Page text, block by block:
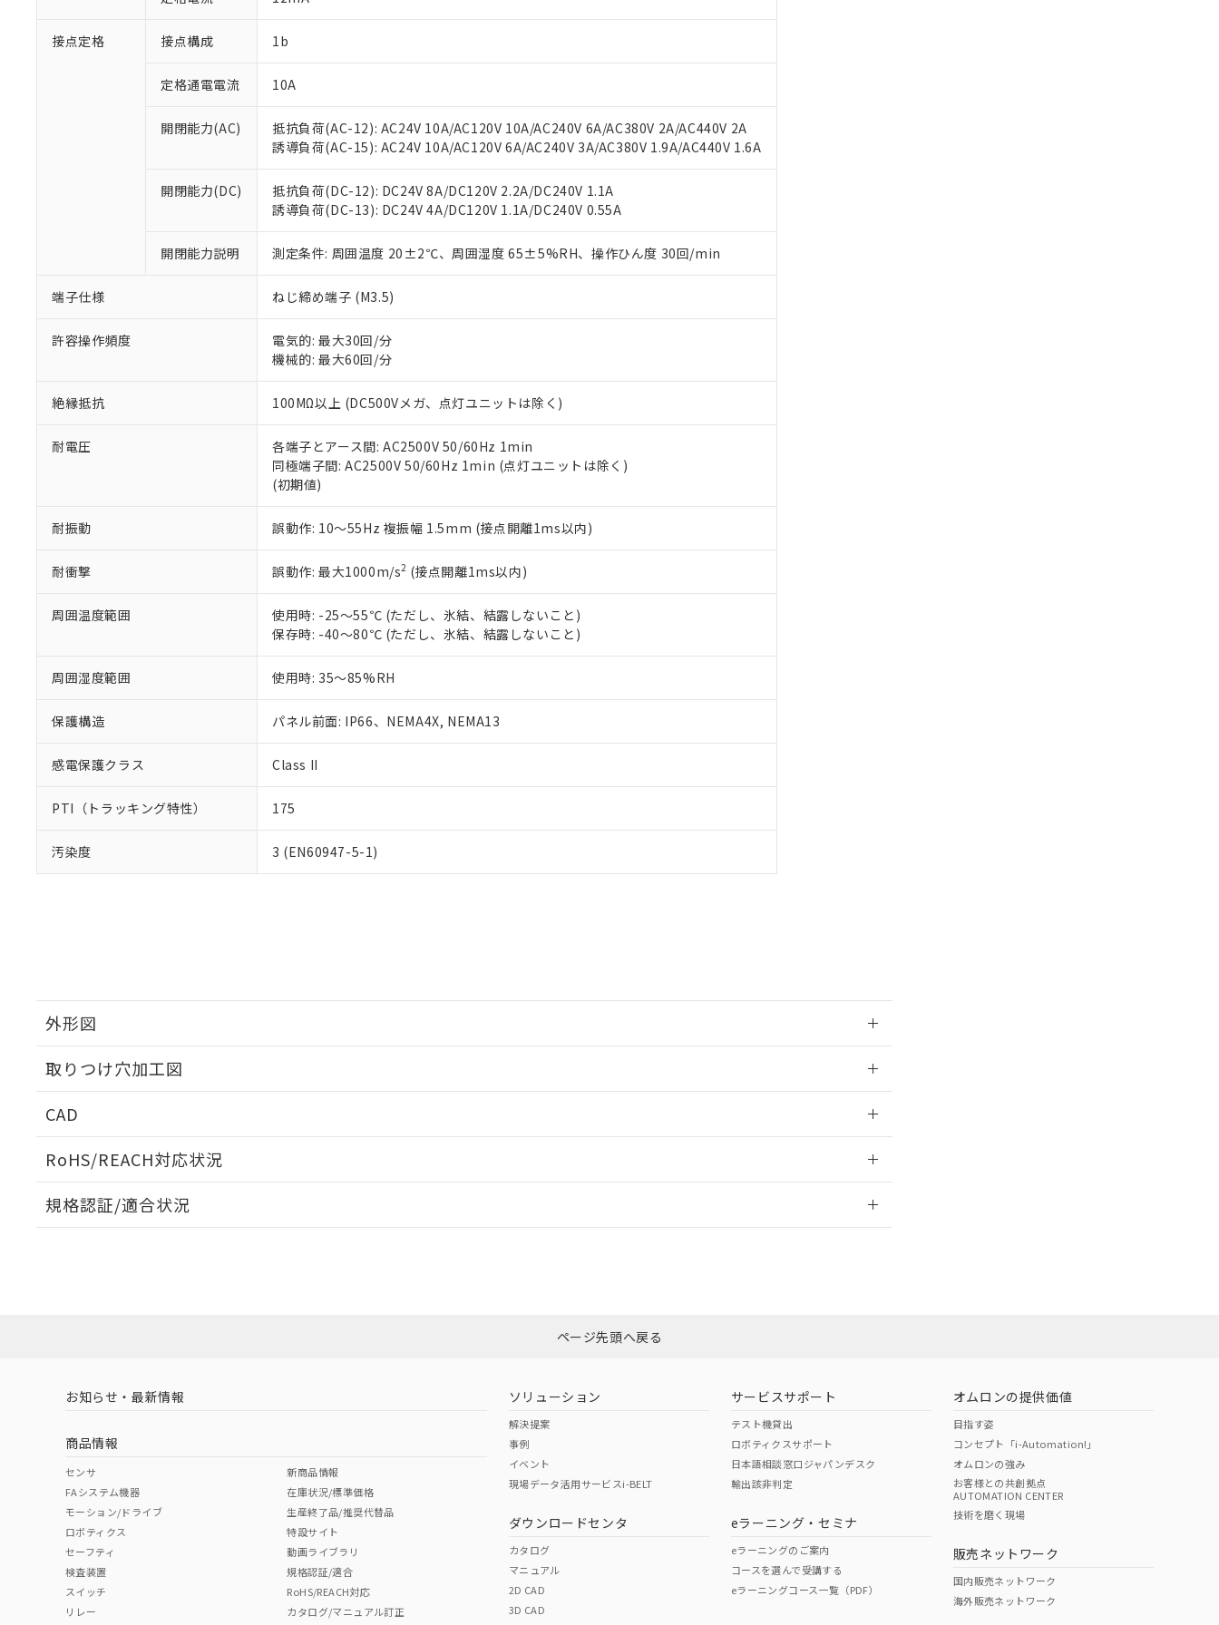
接点定格 接点構成 1b
定格通電電流 10A
開閉能力(AC)
抵抗負荷(AC-12): AC24V 10A/AC120V 10A/AC240V 6A/AC380V 2A/AC440V 2A
誘導負荷(AC-15): AC24V 10A/AC120V 6A/AC240V 3A/AC380V 1.9A/AC440V 1.6A
開閉能力(DC)
抵抗負荷(DC-12): DC24V 8A/DC120V 2.2A/DC240V 1.1A
誘導負荷(DC-13): DC24V 4A/DC120V 1.1A/DC240V 0.55A
開閉能力説明 測定条件: 周囲温度 20±2℃、周囲湿度 65±5%RH、操作ひん度 30回/min
端子仕様 ねじ締め端子 (M3.5)
許容操作頻度
電気的: 最大30回/分
機械的: 最大60回/分
絶縁抵抗 100MΩ以上 (DC500Vメガ、点灯ユニットは除く)
耐電圧
各端子とアース間: AC2500V 50/60Hz 1min
同極端子間: AC2500V 50/60Hz 1min (点灯ユニットは除く)
(初期値)
耐振動 誤動作: 10～55Hz 複振幅 1.5mm (接点開離1ms以内)
耐衝撃 誤動作: 最大1000m/s2 (接点開離1ms以内)
周囲温度範囲
使用時: -25～55℃ (ただし、氷結、結露しないこと)
保存時: -40～80℃ (ただし、氷結、結露しないこと)
周囲湿度範囲 使用時: 35～85%RH
保護構造 パネル前面: IP66、NEMA4X, NEMA13
感電保護クラス Class II
PTI（トラッキング特性） 175
汚染度 3 (EN60947-5-1)
外形図
取りつけ穴加工図
CAD
RoHS/REACH対応状況
EU RoHS 注意事項・凡例
ダウンロードはこちら
中国 RoHS 注意事項・凡例
中国 RoHS表
Pb Hg Cr(VI)
O O
規格認証/適合状況
（イギリス
（ノルウェー
（日本
（アメリカ
この製品の規格認証/適合状況ページへ
その他の認証はこちらのページからご検索ください
本サービスは、当社制御機器事業取扱商品の当社在庫状況および標準価格(税抜)を提供させていただ
当社制御機器事業取扱商品の中には、本サービスの対象外となる商品もあることをご了承ください。
い。
正式な納期状況および標準価格はお客様のお取引先、またはお客様担当のオムロン制御機器販売店・
当社販売員にご相談ください。
在庫状況および標準価格結果を当社の事前の承諾なく第三者に漏洩または開示しないようお願いしま
す。
マイパーツ機能（部品リスト作成サービス）をご利用いただくには、I-Webメンバーズにご登録され
ている必要があります。
お客様が当ウェブサイト上で当社にご登録された部品リストについて、当社および当社の共同利用者
が、当社の製品・サービスに関するお客様との取引・商談に必要な範囲で利用することをご了承くだ
さい。
いる法人を指します。
*EU RoHS指令（10物質）：
フタル酸ビス(2-エチルヘキシル) (DEHP)(別名：DOP) 1000ppm以下、フタル酸ブチルベンジル（BBP） 1000ppm以下、フタル酸ジブチ
ル（DBP） 1000ppm以下、フタル酸ジイソブチル (DIBP) 1000ppm以下
但し、RoHS指令で産業用監視および制御機器に対する適用除外項目は除く。
フタル酸エステル類の４物質については閾値を超える意図的な使用がないことを確認しています。
※2 対応予定月
部品在庫の切り替え状況などにより、予定月が前後することがあります。
※3 非含有証明書ダウンロード
EU RoHS指令（10物質）の非含有証明書
51物質の非含有証明書（当社基準）
※本証明書は発行日時点で非含有を証明するもので、過去に遡って非含有を証明するものではありません。
また、RoHS指令のフタル酸エステル類４物質の対応では、対応完了までの期間は出荷製品に未対応品が
混在することから備考欄に対応日を記載しておりました。
既に当社にて対応品への在庫切替を完了していることから、特段のことがない限り、2022年1月12日よ
り割愛しております。
「×」：最大均質材料含有率が中国RoHSの基準値を超えていることを示します。
Pb(鉛) :1000ppm、 Hg(水銀) : 1000ppm、 Cd(カドミウム) : 100ppm、
DEHP(フタル酸ビス(2-エチルヘキシル)) : 1000ppm
※2 環境保護使用期限
「ｅ」：有害物質（10物質）のすべてが基準値以下であることを示します。
味します。
「－」：未確認です。当社販売部門へお問い合わせください。
当社は、これら貴社製品のうち、外国為替および外国貿易法に定める商品（以下｢規制貨物等」とい
などの必要な手続きをとります。
ます。
当社は貴社製品を、核兵器、ミサイル、化学兵器、生物兵器またはその他武器並びにこれらの製造装
置等に一切使用いたしません。
当社は、貴社製品を第三者に販売する場合は、上記1、2および3の内容を当該第三者に通知します。
たしません。
△ 一定数には満たないが在庫あり
－
在庫なし(最新の在庫状況については、お客様のお取引先、またはお客様担当のオムロン制御
機器販売店・当社販売員にご確認ください)
空
受注生産機種、また在庫状況の情報を公開していない機種
ページ先頭へ戻る
お知らせ・最新情報
商品情報
センサ
FAシステム機器
モーション/ドライブ
ロボティクス
セーフティ
検査装置
スイッチ
リレー
新商品情報
在庫状況/標準価格
生産終了品/推奨代替品
特設サイト
動画ライブラリ
規格認証/適合
RoHS/REACH対応
カタログ/マニュアル訂正
ソリューション
解決提案
事例
イベント
現場データ活用サービスi-BELT
ダウンロードセンタ
カタログ
マニュアル
2D CAD
3D CAD
サービスサポート
テスト機貸出
ロボティクスサポート
日本語相談窓口ジャパンデスク
輸出該非判定
eラーニング・セミナ
eラーニングのご案内
コースを選んで受講する
eラーニングコース一覧（PDF）
オムロンの提供価値
目指す姿
コンセプト「i-Automation!」
オムロンの強み
お客様との共創拠点
AUTOMATION CENTER
技術を磨く現場
販売ネットワーク
国内販売ネットワーク
海外販売ネットワーク